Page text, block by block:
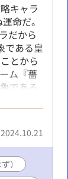
キャラ
命だ。
だから
である皇
とから
ム『薔
である
ルを守
憶を思
うに
のだ
シル
）